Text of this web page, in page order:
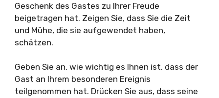
Geschenk des Gastes zu Ihrer Freude
beigetragen hat. Zeigen Sie, dass Sie die Zeit
und Mühe, die sie aufgewendet haben,
schätzen.
Geben Sie an, wie wichtig es Ihnen ist, dass der
Gast an Ihrem besonderen Ereignis
teilgenommen hat. Drücken Sie aus, dass seine